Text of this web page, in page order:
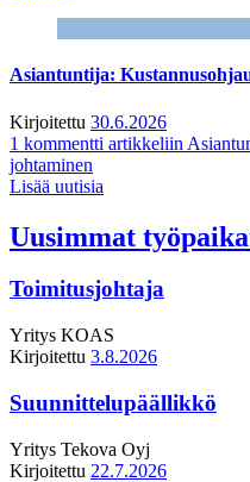
Asiantuntija:
Kirjoitettu 30.6.2026
1 kommentti artikkeliin
johtaminen
Lisää uutisia
Uusimmat
Toimitusjohtaja
Yritys KOAS
Kirjoitettu 3.8.2026
Suunnittelupäällikkö
Yritys Tekova Oyj
Kirjoitettu 22.7.2026